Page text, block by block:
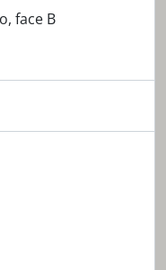
face B